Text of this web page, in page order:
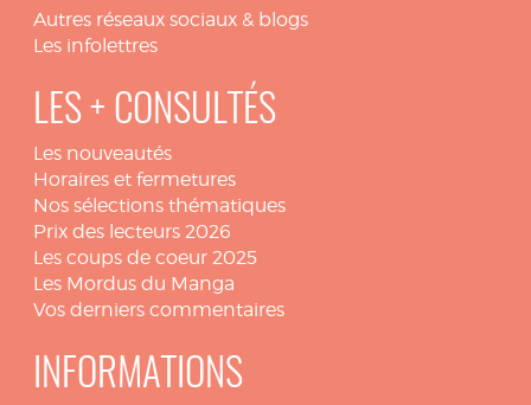
Autres réseaux sociaux & blogs
Les infolettres
LES + CONSULTÉS
Les nouveautés
Horaires et fermetures
Nos sélections thématiques
Prix des lecteurs 2026
Les coups de coeur 2025
Les Mordus du Manga
Vos derniers commentaires
INFORMATIONS